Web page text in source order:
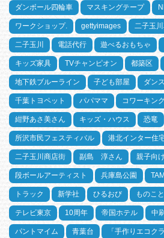
ダンボール四輪車 マスキングテープ
ワークショップ. gettyimages 二子玉
二子玉川 電話代行 遊べるおもちゃ
キッズ家具 TVチャンピオン 都築区
地下鉄ブルーライン 子ども部屋 ダンス
千葉トヨペット パパママ コワーキン
紺野あさ美さん キッズ・ハウス 恐竜
所沢市民フェスティバル 港北インター住
二子玉川商店街 副島 淳さん 親子向
段ボールアーティスト 兵庫島公園
トラック 新学社 ひるおび ものこ
テレビ東京 10周年 帝国ホテル 中
パントマイム 青葉台 「手作りエコク